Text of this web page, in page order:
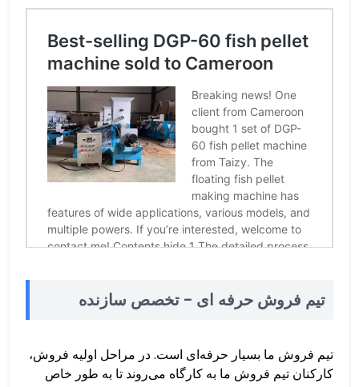
تیم فروش حرفه ای - تخصص سازنده
تیم فروش ما بسیار حرفه‌ای است. در مراحل اولیه فروش،
کارکنان تیم فروش ما به کارگاه می‌روند تا به طور خاص